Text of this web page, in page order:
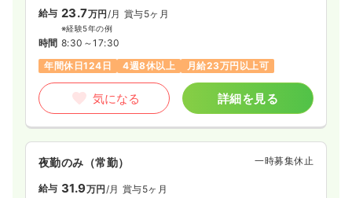
給与 26.8万円/月 賞与3.4ヶ月
※経験5年の例
時間 8:30～17:00
日祝休み
4週8休以上
気になる 詳細を見る
日勤のみ（パート） 一時募集休止
給与 時給1,700円
給与 23.7万円 /月 賞与5ヶ月
※経験5年の例
時間 8:30～17:30
年間休日124日
4週8休以上 月給23万円以上可
気になる 詳細を見る
夜勤のみ（常勤） 一時募集休止
給与 31.9万円/月 賞与5ヶ月